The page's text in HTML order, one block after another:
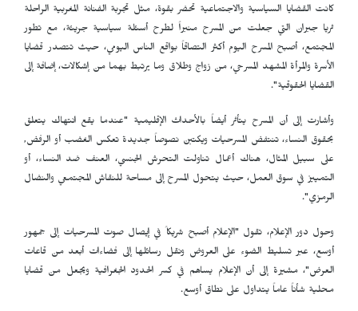
كانت القضايا السياسية والاجتماعية تحضر بقوة، مثل تجربة الفنانة المغربية الراحلة
ثريا جبران التي جعلت من المسرح منبراً لطرح أسئلة سياسية جريئة، مع تطور
المجتمع، أصبح المسرح اليوم أكثر التصاقاً بواقع الناس اليومي، حيث تتصدر قضايا
الأسرة والمرأة المشهد المسرحي، من زواج وطلاق وما يرتبط بهما من إشكالات، إضافة إلى
القضايا الحقوقية".
وأشارت إلى أن المسرح يتأثر أيضاً بالأحداث الإقليمية "عندما يقع انتهاك يتعلق
بحقوق النساء، تنتفض المسرحيات ويكتبن نصوصاً جديدة تعكس الغضب أو الرفض,
على سبيل المثال، هناك أعمال تناولت التحرش الجنسي، العنف ضد النساء، أو
التمييز في سوق العمل، حيث يتحول المسرح إلى مساحة للنقاش المجتمعي والنضال
الرمزي".
وحول دور الإعلام، تقول "الإعلام أصبح شريكاً في إيصال صوت المسرحيات إلى جمهور
أوسع، عبر تسليط الضوء على العروض ونقل رسائلها إلى فضاءات أبعد من قاعات
العرض"، مشيرة إلى أن الإعلام يساهم في كسر الحدود الجغرافية ويجعل من قضايا
محلية شأناً عاماً يتداول على نطاق أوسع.